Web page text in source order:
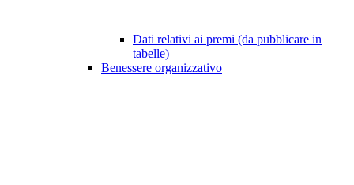
Dati relativi ai premi (da pubblicare in
tabelle)
Benessere organizzativo